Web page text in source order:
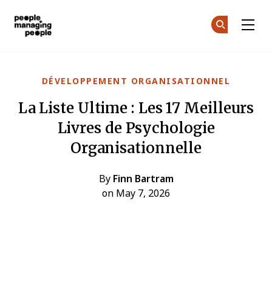
DÉVELOPPEMENT ORGANISATIONNEL
La Liste Ultime : Les 17 Meilleurs
Livres de Psychologie
Organisationnelle
By Finn Bartram
on May 7, 2026